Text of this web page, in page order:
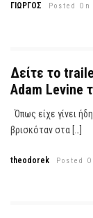
ΓΙΩΡΓΟΣ Posted
Δείτε το
Adam Levine
Όπως είχε γίνει
βρισκόταν στα […]
theodorek Posted